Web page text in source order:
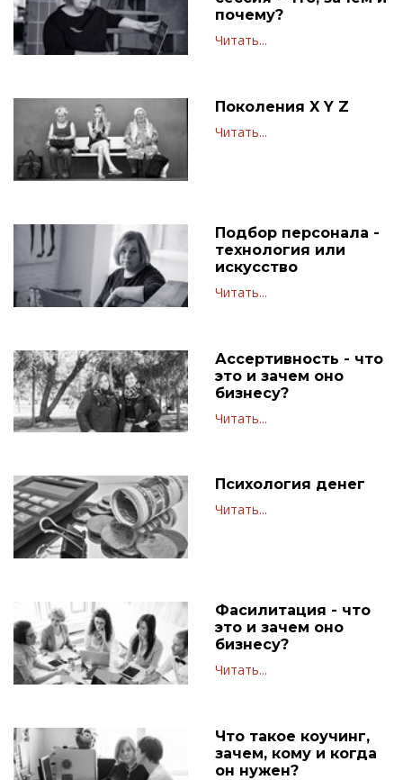
почему?
Читать...
Поколения X Y Z
Читать...
Подбор персонала -
технология или
искусство
Читать...
Ассертивность - что
это и зачем оно
бизнесу?
Читать...
Психология денег
Читать...
Фасилитация - что
это и зачем оно
бизнесу?
Читать...
Что такое коучинг,
зачем, кому и когда
он нужен?